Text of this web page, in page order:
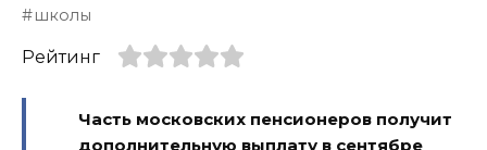
школы
Рейтинг
Часть московских пенсионеров получит
дополнительную выплату в сентябре